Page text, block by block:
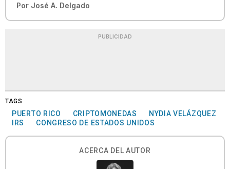
Por José A. Delgado
PUBLICIDAD
TAGS
PUERTO RICO CRIPTOMONEDAS
NYDIA VELÁZQUEZ
IRS
CONGRESO DE ESTADOS UNIDOS
ACERCA DEL AUTOR